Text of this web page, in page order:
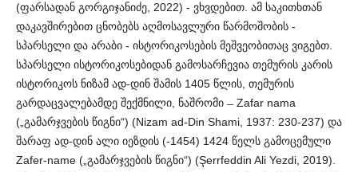
(ფარ­ს­ადან გორგ­ი­ჯანიძე, 2022) - ვხვდებით. ამ საკითხთან
დაკავ­შირებით ცნო­ბ­ებს აღმოსავლური წარმოშობის -
სპარსელი და არაბი - ისტ­ო­რ­იკ­ო­სების მეშვეობითაც ვიგებთ.
სპარსელი ისტორი­კო­სე­ბიდან გამ­ოსარჩევია თემურის კარის
ისტორიკოს ნიზამ ად-დინ შამის 1405 წლის, თემურის
გარდაცვალებამდე შექმნილი, ნაშრომი ̶ Zafar nama
(„გამარჯვების წიგნი“) (Nizam ad-Din Sha­mi, 1937: 230-237) და
შარაფ ად-დინ ალი იეზდის (-1454) 1424 წელს გამოც­ემული
Zafer-name („გამარჯვების წიგნი“) (Şerrfe­d­din Ali Yezdi, 2019).